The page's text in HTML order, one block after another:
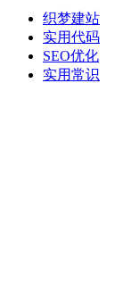
织梦建站
实用代码
SEO优化
实用常识